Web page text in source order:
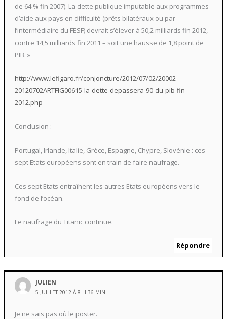
de 64 % fin 2007). La dette publique imputable aux programmes
d’aide aux pays en difficulté (prêts bilatéraux ou par
l’intermédiaire du FESF) devrait s’élever à 50,2 milliards fin 2012,
contre 14,5 milliards fin 2011 – soit une hausse de 1,8 point de
PIB. »
http://www.lefigaro.fr/conjoncture/2012/07/02/20002-
20120702ARTFIG00615-la-dette-depassera-90-du-pib-fin-
2012.php
Conclusion :
Portugal, Irlande, Italie, Grèce, Espagne, Chypre, Slovénie : ces
sept Etats européens sont en train de faire naufrage.
Ces sept Etats entraînent les autres Etats européens vers le
fond de l’océan.
Le naufrage du Titanic continue.
Répondre
JULIEN
5 JUILLET 2012 À 8 H 36 MIN
Je ne sais pas où le poster.